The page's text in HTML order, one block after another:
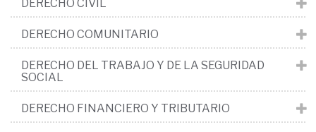
DERECHO CIVIL
DERECHO COMUNITARIO
DERECHO DEL TRABAJO Y DE LA SEGURIDAD
SOCIAL
DERECHO FINANCIERO Y TRIBUTARIO